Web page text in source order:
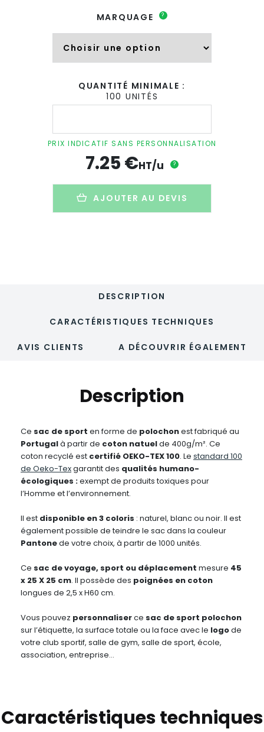
MARQUAGE ?
QUANTITÉ MINIMALE :
100 UNITÉS
quantité
de
sport
polochon
promotionnel
naturel
-
PRIX INDICATIF SANS PERSONNALISATION
7.25€HT/u ?
AJOUTER AU DEVIS
DESCRIPTION
CARACTÉRISTIQUES TECHNIQUES
AVIS CLIENTS A DÉCOUVRIR ÉGALEMENT
Description
Ce sac de sport en forme de polochonest fabriqué au
Portugalà partir de coton natuelde 400g/m². Ce
coton recyclé est certifié OEKO-TEX 100. Le standard 100
de Oeko-Texgarantit des qualités humano-
écologiques :exempt de produits toxiques pour
l’Homme et l’environnement.
Il est disponible en 3 coloris : naturel, blanc ou noir. Il est
également possible de teindre le sac dans la couleur
Pantonede votre choix, à partir de 1000 unités.
Ce sac de voyage, sport ou déplacement mesure 45
x 25 X 25 cm. Il possède des poignées en coton
longues de 2,5 x H60 cm.
Vous pouvez personnaliserce sac de sport polochon
sur l’étiquette, la surface totale ou la face avec le logode
votre club sportif, salle de gym, salle de sport, école,
association, entreprise…
Caractéristiques techniques